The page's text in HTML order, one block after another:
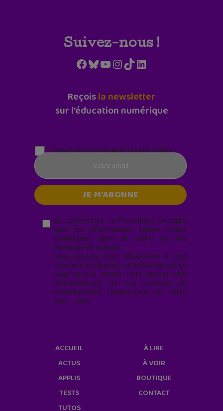
Suivez-nous !
Facebook
Bluesky
YouTube
Instagram
TikTokLinkedIn
Reçoisla newsletter
sur l'éducation numérique
Parentalité numérique (le lundi matin)
En soumettant ce formulaire, j’accepte
que les informations saisies soient
exploitées* dans le cadre de ma
demande de contact.
Vous pouvez vous désabonner à tout
moment en cliquant sur le lien en bas de
page de nos emails. Pour obtenir plus
d'informations sur nos pratiques de
confidentialité, rendez-vous sur notre
site web
ACCUEIL
ACTUS
APPLIS
TESTS
TUTOS
À LIRE
À VOIR
BOUTIQUE
CONTACT